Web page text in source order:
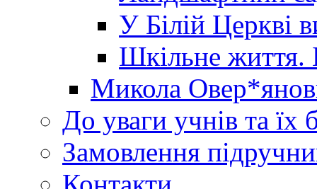
У Білій Церкві
Шкільне життя.
Микола
До уваги учнів та їх
Замовлення